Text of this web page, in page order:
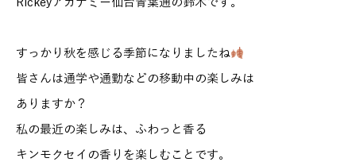
すっかり秋を感じる季節になりましたね
皆さんは通学や通勤などの移動中の楽しみは
ありますか？
私の最近の楽しみは、ふわっと香る
キンモクセイの香りを楽しむことです。